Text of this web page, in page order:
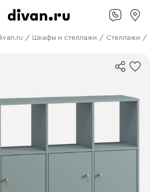
/ Шкафы и стеллажи / Стеллажи /